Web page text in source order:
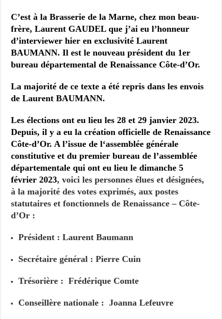
C’est à la Brasserie de la Marne, chez mon beau-
frère, Laurent GAUDEL que j’ai eu l’honneur
d’interviewer hier en exclusivité Laurent
BAUMANN. Il est le nouveau président du 1er
bureau départemental de Renaissance Côte-d’Or.
La majorité de ce texte a été repris dans les envois
de Laurent BAUMANN.
Les élections ont eu lieu les 28 et 29 janvier 2023.
Depuis, il y a eu lacréation officielle de Renaissance
Côte-d’Or. A l’issue de l‘assemblée générale
constitutive et du premier bureau de l’assemblée
départementale qui ont eu lieu le dimanche 5
février 2023, voici les personnes élues et désignées,
à la majorité des votes exprimés, aux postes
statutaires et fonctionnels de Renaissance – Côte-
d’Or :
Président : Laurent Baumann
Secrétaire général : Pierre Cuin
Trésorière : Frédérique Comte
Conseillère nationale : Joanna Lefeuvre